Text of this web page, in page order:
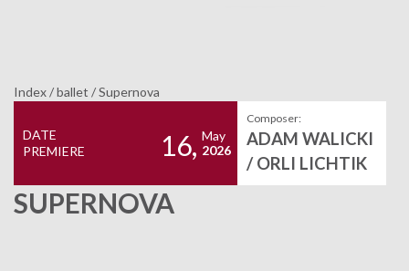
Index/ballet /Supernova
DATE
PREMIERE
16, May
2026
Composer:
ADAM WALICKI
/ ORLI LICHTIK
SUPERNOVA